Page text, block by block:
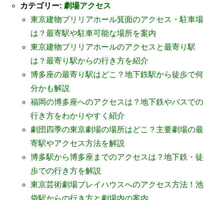
カテゴリー: 劇場アクセス
東京建物ブリリアホール箕面のアクセス・駐車場
は？最寄駅や駐車可能な場所を案内
東京建物ブリリアホールのアクセスと最寄り駅
は？最寄り駅からの行き方を紹介
博多座の最寄り駅はどこ？地下鉄駅から徒歩で何
分かも解説
福岡の博多座へのアクセスは？地下鉄やバスでの
行き方をわかりやすく紹介
劇団四季の東京劇場の場所はどこ？主要劇場の最
寄駅やアクセス方法を解説
博多駅から博多座までのアクセスは？地下鉄・徒
歩での行き方を解説
東京芸術劇場プレイハウスへのアクセス方法！池